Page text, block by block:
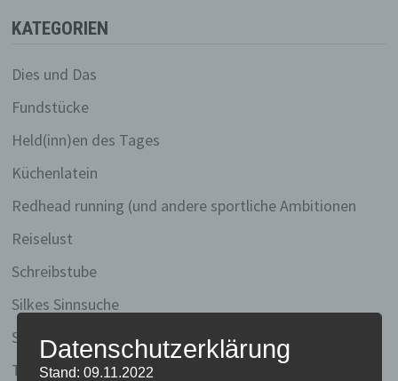
KATEGORIEN
Dies und Das
Fundstücke
Held(inn)en des Tages
Küchenlatein
Redhead running (und andere sportliche Ambitionen
Reiselust
Schreibstube
Silkes Sinnsuche
Stille Gedanken
Thailand 2003
Datenschutzerklärung
Stand: 09.11.2022